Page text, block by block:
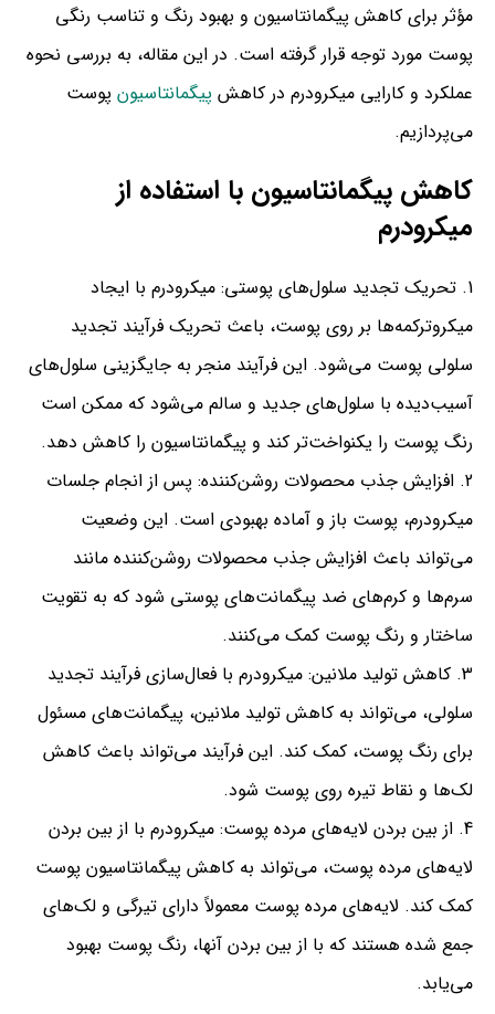
مؤثر برای کاهش پیگمانتاسیون و بهبود رنگ و تناسب رنگی
پوست مورد توجه قرار گرفته است. در این مقاله، به بررسی نحوه
عملکرد و کارایی میکرودرم در کاهش پیگمانتاسیون پوست
می‌پردازیم.
کاهش پیگمانتاسیون با استفاده از
میکرودرم
تحریک تجدید سلول‌های پوستی: میکرودرم با ایجاد
میکروترکمه‌ها بر روی پوست، باعث تحریک فرآیند تجدید
سلولی پوست می‌شود. این فرآیند منجر به جایگزینی سلول‌های
آسیب‌دیده با سلول‌های جدید و سالم می‌شود که ممکن است
رنگ پوست را یکنواخت‌تر کند و پیگمانتاسیون را کاهش دهد.
افزایش جذب محصولات روشن‌کننده: پس از انجام جلسات
میکرودرم، پوست باز و آماده بهبودی است. این وضعیت
می‌تواند باعث افزایش جذب محصولات روشن‌کننده مانند
سرم‌ها و کرم‌های ضد پیگمانت‌های پوستی شود که به تقویت
ساختار و رنگ پوست کمک می‌کنند.
کاهش تولید ملانین: میکرودرم با فعال‌سازی فرآیند تجدید
سلولی، می‌تواند به کاهش تولید ملانین، پیگمانت‌های مسئول
برای رنگ پوست، کمک کند. این فرآیند می‌تواند باعث کاهش
لک‌ها و نقاط تیره روی پوست شود.
از بین بردن لایه‌های مرده پوست: میکرودرم با از بین بردن
لایه‌های مرده پوست، می‌تواند به کاهش پیگمانتاسیون پوست
کمک کند. لایه‌های مرده پوست معمولاً دارای تیرگی و لک‌های
جمع شده هستند که با از بین بردن آنها، رنگ پوست بهبود
می‌یابد.